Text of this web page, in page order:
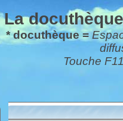
La
* docuthèque =
Touche